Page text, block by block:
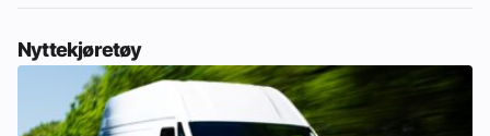
Nyttekjøretøy